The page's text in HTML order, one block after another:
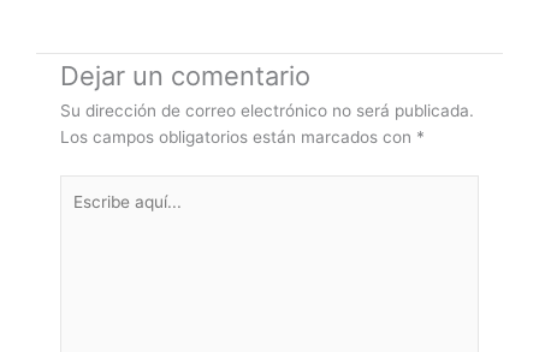
Dejar un comentario
Su dirección de correo electrónico no será publicada.
Los campos obligatorios están marcados con *
aquí...